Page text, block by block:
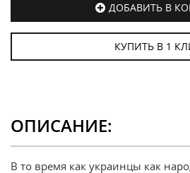
ДОБАВИТЬ В
КУПИТЬ В 1
ОПИСАНИЕ:
В то время как украинцы как